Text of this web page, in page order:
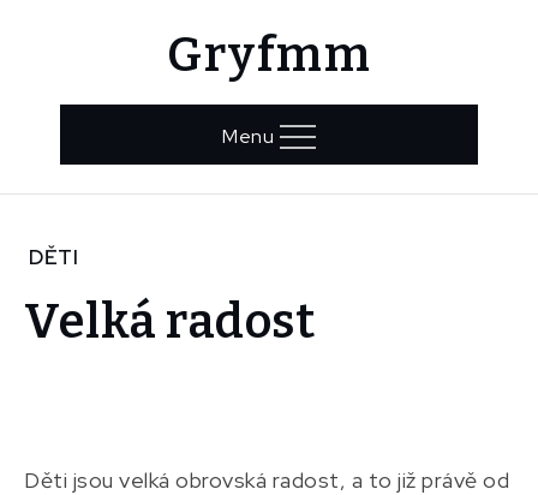
Gryfmm
Menu
Home
Velká
radost
DĚTI
Velká radost
Děti jsou velká obrovská radost, a to již právě od